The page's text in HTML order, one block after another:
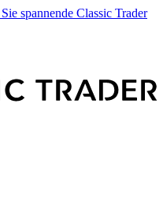
spannende Classic Trader